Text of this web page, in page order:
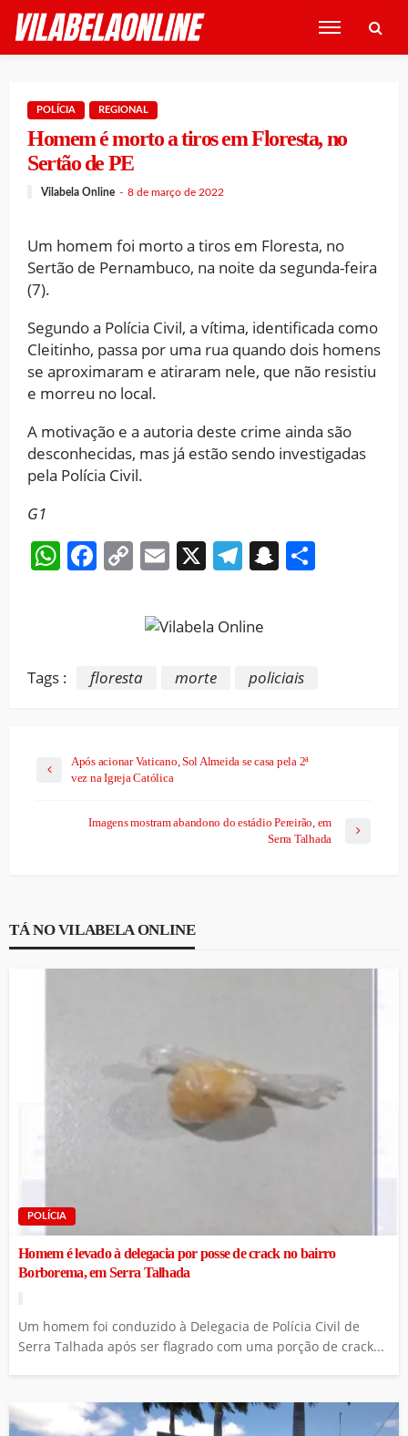
POLÍCIA REGIONAL
Homem é morto a tiros em Floresta, no
Sertão de PE
Vilabela Online 8 de março de 2022
Um homem foi morto a tiros em Floresta, no
Sertão de Pernambuco, na noite da segunda-feira
(7).
Segundo a Polícia Civil, a vítima, identificada como
Cleitinho, passa por uma rua quando dois homens
se aproximaram e atiraram nele, que não resistiu
e morreu no local.
A motivação e a autoria deste crime ainda são
desconhecidas, mas já estão sendo investigadas
pela Polícia Civil.
G1
WhatsApp
Facebook
CopyEmail
X Telegram
Snapchat
Tags : floresta morte policiais
Após acionar Vaticano, Sol Almeida se casa pela 2ª
vez na Igreja Católica
Imagens mostram abandono do estádio Pereirão, em
Serra Talhada
TÁ NO VILABELA ONLINE
POLÍCIA
Homem é levado à delegacia por posse de crack no bairro
Borborema, em Serra Talhada
Um homem foi conduzido à Delegacia de Polícia Civil de
Serra Talhada após ser flagrado com uma porção de crack...